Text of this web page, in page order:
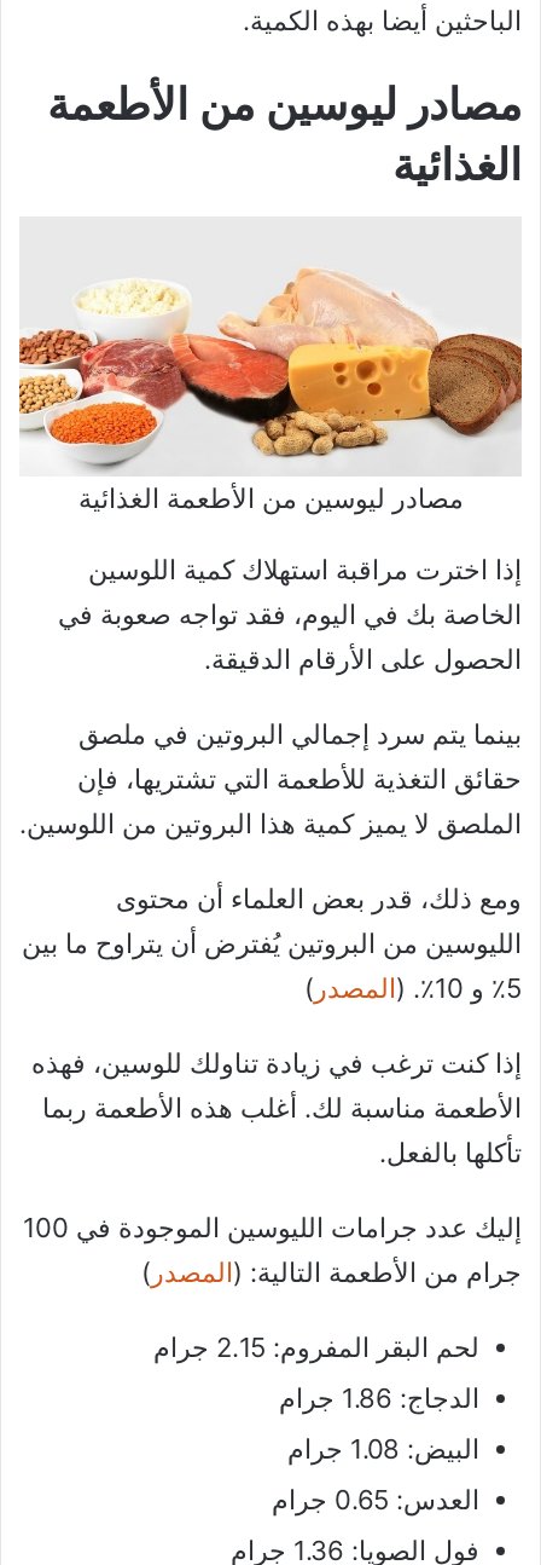
الباحثين أيضا بهذه الكمية.
مصادر ليوسين من الأطعمة
الغذائية
مصادر ليوسين من الأطعمة الغذائية
إذا اخترت مراقبة استهلاك كمية اللوسين
الخاصة بك في اليوم، فقد تواجه صعوبة في
الحصول على الأرقام الدقيقة.
بينما يتم سرد إجمالي البروتين في ملصق
حقائق التغذية للأطعمة التي تشتريها، فإن
الملصق لا يميز كمية هذا البروتين من اللوسين.
ومع ذلك، قدر بعض العلماء أن محتوى
الليوسين من البروتين يُفترض أن يتراوح ما بين
5٪ و 10٪. (
المصدر )
إذا كنت ترغب في زيادة تناولك للوسين، فهذه
الأطعمة مناسبة لك. أغلب هذه الأطعمة ربما
تأكلها بالفعل.
إليك عدد جرامات الليوسين الموجودة في 100
جرام من الأطعمة التالية: (المصدر )
لحم البقر المفروم: 2.15 جرام
الدجاج: 1.86 جرام
البيض: 1.08 جرام
العدس: 0.65 جرام
فول الصويا: 1.36 جرام